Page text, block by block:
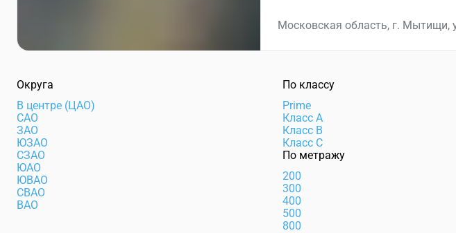
Московская область, г. Мытищи,
Округа
В центре (ЦАО)
САО
ЗАО
ЮЗАО
СЗАО
ЮАО
ЮВАО
СВАО
ВАО
По классу
Prime
Класс А
Класс В
Класс С
По метражу
200
300
400
500
800